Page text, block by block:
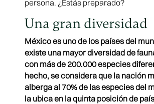
persona. ¿Estás preparado?
Una gran diversidad
México es uno de los países del
existe una mayor diversidad de
con más de 200.000 especies
hecho, se considera que la nación
alberga al 70% de las especies del
la ubica en la quinta posición de